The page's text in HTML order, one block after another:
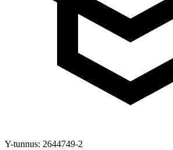
Y-tunnus: 2644749-2